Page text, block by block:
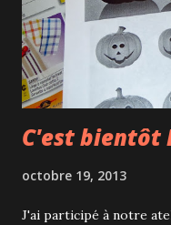
C'est bientôt
octobre 19, 2013
J'ai participé à notre